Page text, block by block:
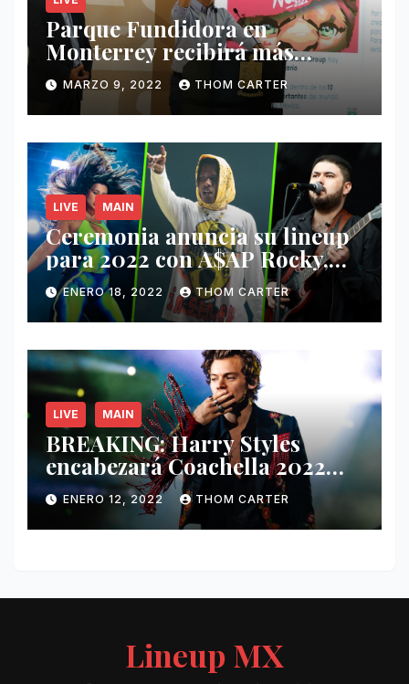
Parque Fundidora en
Monterrey recibirá más
ingresos por festivales de
Música.
MARZO 9, 2022 THOM CARTER
LIVE MAIN
Ceremonia anuncia su lineup
para 2022 con A$AP Rocky,
Nathy Peluso, Noah Pino Palo
y más.
ENERO 18, 2022 THOM CARTER
LIVE MAIN
BREAKING: Harry Styles
encabezará Coachella 2022
junto a Kanye West y Billie
Eilish.
ENERO 12, 2022 THOM CARTER
Lineup MX